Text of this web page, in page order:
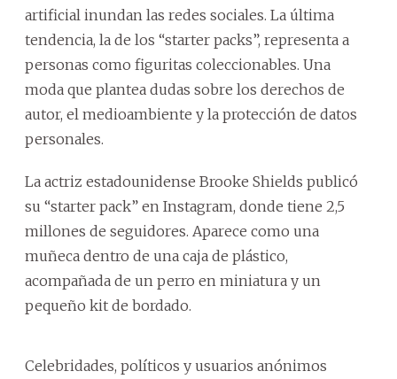
artificial inundan las redes sociales. La última
tendencia, la de los “starter packs”, representa a
personas como figuritas coleccionables. Una
moda que plantea dudas sobre los derechos de
autor, el medioambiente y la protección de datos
personales.
La actriz estadounidense Brooke Shields publicó
su “starter pack” en Instagram, donde tiene 2,5
millones de seguidores. Aparece como una
muñeca dentro de una caja de plástico,
acompañada de un perro en miniatura y un
pequeño kit de bordado.
Celebridades, políticos y usuarios anónimos